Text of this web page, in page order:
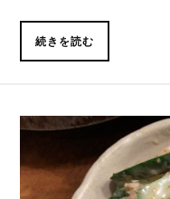
続きを読む